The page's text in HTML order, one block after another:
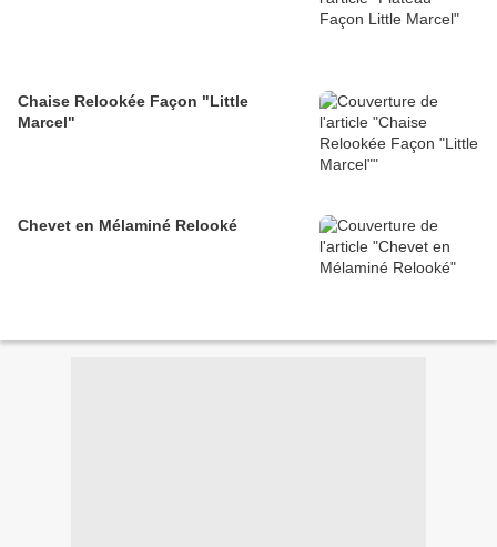
Chaise Relookée Façon "Little
Marcel"
Chevet en Mélaminé Relooké